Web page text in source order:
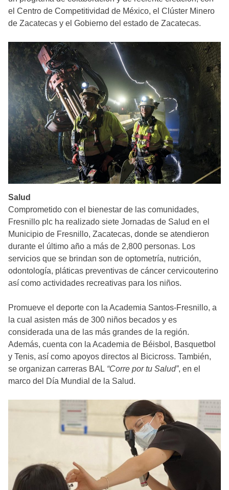
el Centro de Competitividad de México, el Clúster Minero
de Zacatecas y el Gobierno del estado de Zacatecas.
Salud
Comprometido con el bienestar de las comunidades,
Fresnillo plc ha realizado siete Jornadas de Salud en el
Municipio de Fresnillo, Zacatecas, donde se atendieron
durante el último año a más de 2,800 personas. Los
servicios que se brindan son de optometría, nutrición,
odontología, pláticas preventivas de cáncer cervicouterino
así como actividades recreativas para los niños.
Promueve el deporte con la Academia Santos-Fresnillo, a
la cual asisten más de 300 niños becados y es
considerada una de las más grandes de la región.
Además, cuenta con la Academia de Béisbol, Basquetbol
y Tenis, así como apoyos directos al Bicicross. También,
se organizan carreras BAL “Corre por tu Salud”, en el
marco del Día Mundial de la Salud.